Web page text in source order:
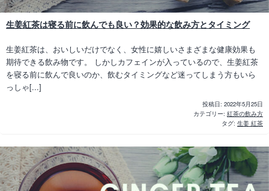
生姜紅茶は寝る前に飲んでも良い？効果的な飲み方とタイミング
生姜紅茶は、おいしいだけでなく、女性に嬉しいさまざまな健康効果も
期待できる飲み物です。 しかしカフェインが入っているので、生姜紅茶
を寝る前に飲んで良いのか、飲むタイミングなど迷ってしまう方もいら
っしゃ[...]
投稿日: 2022年5月25日
カテゴリー: 紅茶の飲み方
タグ: 生姜 紅茶